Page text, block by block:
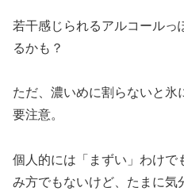
若干感じられるアルコールっ
るかも？
ただ、濃いめに割らないと
要注意。
個人的には「まずい」わけで
み方でもないけど、たまに気